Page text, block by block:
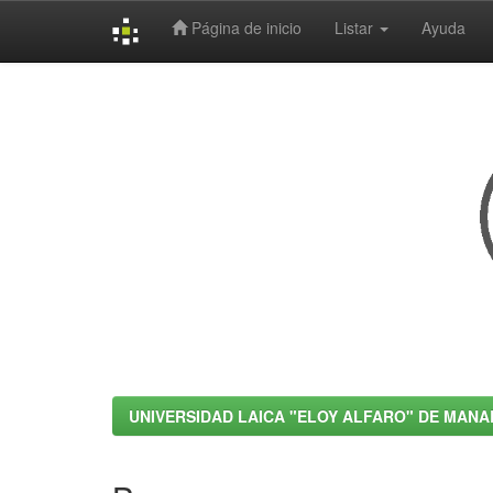
Página de inicio Listar Ayuda
UNIVERSIDAD LAICA "ELOY ALFARO" DE